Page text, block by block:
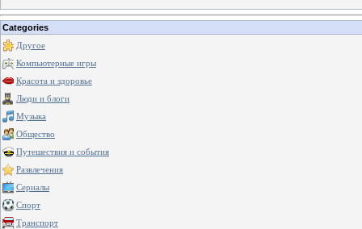
Categories
Другое
Компьютерные игры
Красота и здоровье
Люди и блоги
Музыка
Общество
Путешествия и события
Развлечения
Сериалы
Спорт
Транспорт